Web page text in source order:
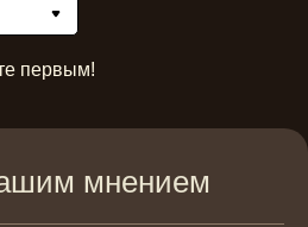
первым!
мнением